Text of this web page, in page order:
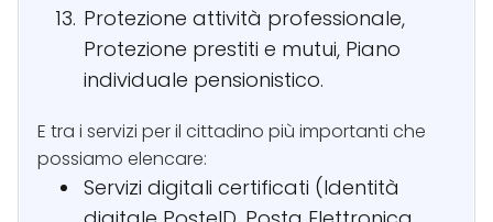
Protezione attività professionale,
Protezione prestiti e mutui, Piano
individuale pensionistico.
E tra i servizi per il cittadino più importanti che
possiamo elencare:
Servizi digitali certificati (Identità